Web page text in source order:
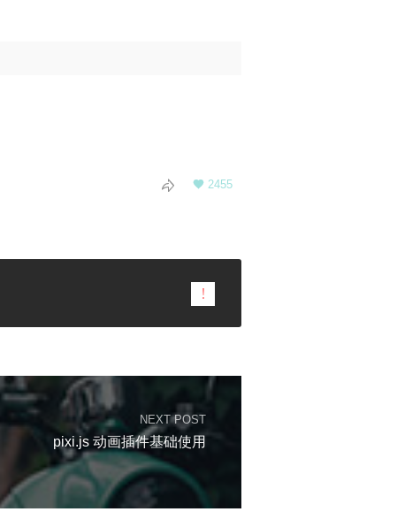
 2455

NEXT POST
pixi.js 动画插件基础使用